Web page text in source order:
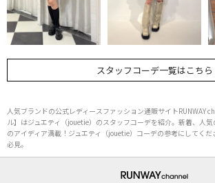
スタッフコーデ一覧はこちら
人気ブランドの公式レディースファッション通販サイトRUNWAY
ル】はジュエティ（jouetie）のスタッフコーデを紹介。新着、人
のアイディア満載！ジュエティ（jouetie）コーデの参考にしてく
必見。